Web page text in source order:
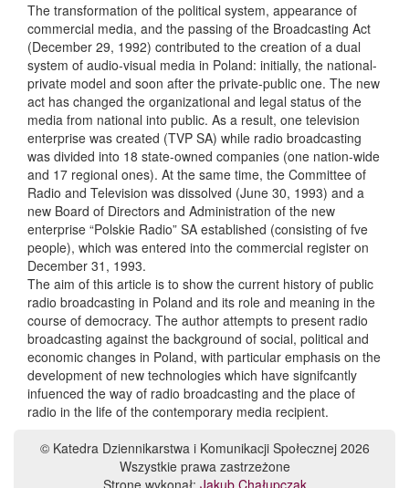
The transformation of the political system, appearance of
commercial media, and the passing of the Broadcasting Act
(December 29, 1992) contributed to the creation of a dual
system of audio-visual media in Poland: initially, the national-
private model and soon after the private-public one. The new
act has changed the organizational and legal status of the
media from national into public. As a result, one television
enterprise was created (TVP SA) while radio broadcasting
was divided into 18 state-owned companies (one nation-wide
and 17 regional ones). At the same time, the Committee of
Radio and Television was dissolved (June 30, 1993) and a
new Board of Directors and Administration of the new
enterprise “Polskie Radio” SA established (consisting of fve
people), which was entered into the commercial register on
December 31, 1993.
The aim of this article is to show the current history of public
radio broadcasting in Poland and its role and meaning in the
course of democracy. The author attempts to present radio
broadcasting against the background of social, political and
economic changes in Poland, with particular emphasis on the
development of new technologies which have signifcantly
infuenced the way of radio broadcasting and the place of
radio in the life of the contemporary media recipient.
© Katedra Dziennikarstwa i Komunikacji Społecznej 2026
Wszystkie prawa zastrzeżone
Stronę wykonał: Jakub Chałupczak